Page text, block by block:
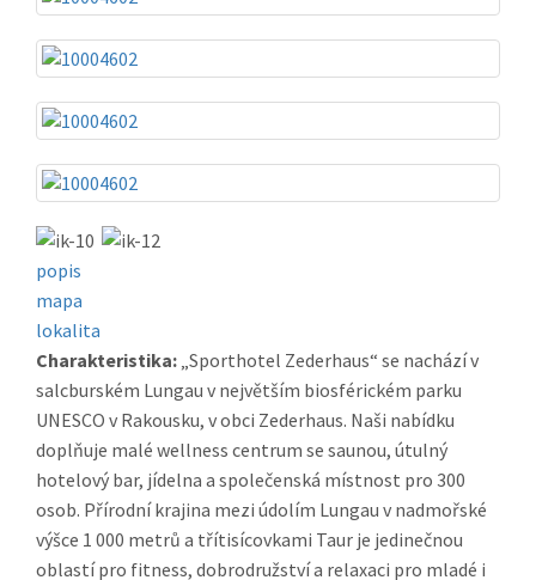
popis
mapa
lokalita
Charakteristika: „Sporthotel Zederhaus“ se nachází v
salcburském Lungau v největším biosférickém parku
UNESCO v Rakousku, v obci Zederhaus. Naši nabídku
doplňuje malé wellness centrum se saunou, útulný
hotelový bar, jídelna a společenská místnost pro 300
osob. Přírodní krajina mezi údolím Lungau v nadmořské
výšce 1 000 metrů a třítisícovkami Taur je jedinečnou
oblastí pro fitness, dobrodružství a relaxaci pro mladé i